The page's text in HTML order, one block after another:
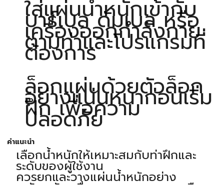
ใส่แผ่นน้ำหนักเข้ากับ
บาร์เบล ดัมเบล หรือ
เครื่องออกกำลังกาย
ตามท่าและโปรแกรมที่
ต้องการ
ล็อกแผ่นด้วยตัวล็อก
อย่างแน่นหนาก่อนเริ่ม
ฝึก เพื่อความ
ปลอดภัย
คำแนะนำ
เลือกน้ำหนักให้เหมาะสมกับท่าฝึกและ
ระดับของผู้ใช้งาน
ควรยกและวางแผ่นน้ำหนักอย่าง